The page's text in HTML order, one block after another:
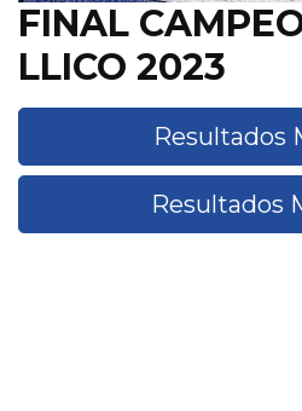
FINAL
LLICO 2023
Resultados
Resultados